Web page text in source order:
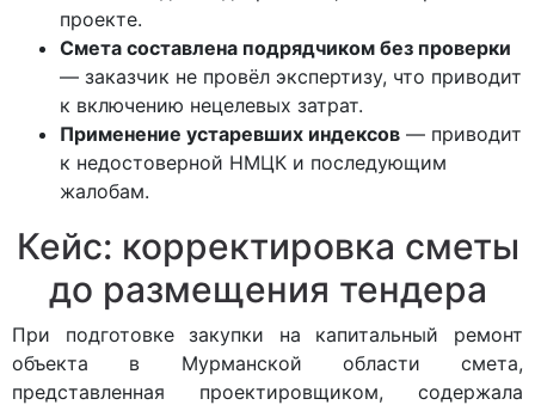
проекте.
Смета составлена подрядчиком без проверки
— заказчик не провёл экспертизу, что приводит
к включению нецелевых затрат.
Применение устаревших индексов — приводит
к недостоверной НМЦК и последующим
жалобам.
Кейс: корректировка сметы
до размещения тендера
При подготовке закупки на капитальный ремонт
объекта в Мурманской области смета,
представленная проектировщиком, содержала